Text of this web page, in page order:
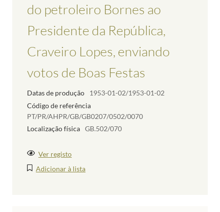
do petroleiro Bornes ao
Presidente da República,
Craveiro Lopes, enviando
votos de Boas Festas
Datas de produção
1953-01-02/1953-01-02
Código de referência
PT/PR/AHPR/GB/GB0207/0502/0070
Localização física GB.502/070
Ver registo
Adicionar à lista